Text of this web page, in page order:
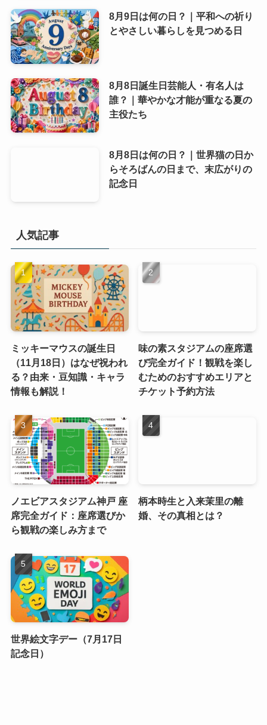
8月9日は何の日？｜平和への祈り
とやさしい暮らしを見つめる日
8月8日誕生日芸能人・有名人は
誰？｜華やかな才能が重なる夏の
主役たち
8月8日は何の日？｜世界猫の日か
らそろばんの日まで、末広がりの
記念日
人気記事
ミッキーマウスの誕生日
（11月18日）はなぜ祝われ
る？由来・豆知識・キャラ
情報も解説！
味の素スタジアムの座席選
び完全ガイド！観戦を楽し
むためのおすすめエリアと
チケット予約方法
ノエビアスタジアム神戸 座
席完全ガイド：座席選びか
ら観戦の楽しみ方まで
柄本時生と入来茉里の離
婚、その真相とは？
世界絵文字デー（7月17日
記念日）